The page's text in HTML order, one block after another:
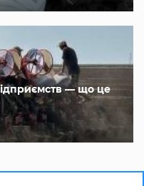
— що це